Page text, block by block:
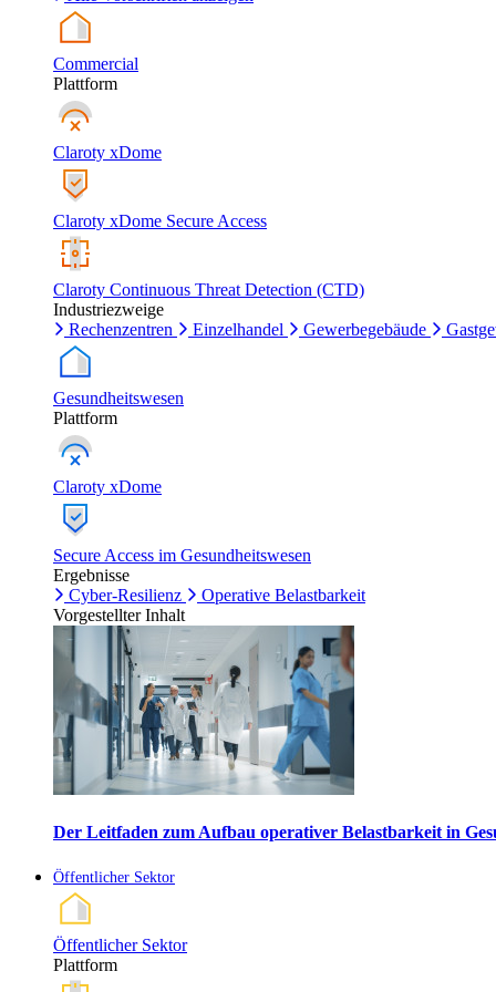
Commercial
Plattform
Claroty xDome
Claroty xDome Secure Access
Claroty Continuous Threat Detection (CTD)
Industriezweige
Rechenzentren
Einzelhandel Gewerbegebäude
Gesundheitswesen
Plattform
Claroty xDome
Secure Access im Gesundheitswesen
Ergebnisse
Cyber-Resilienz
Operative Belastbarkeit
Vorgestellter Inhalt
Der Leitfaden zum Aufbau operativer Belastbarkeit in
Öffentlicher Sektor
Öffentlicher Sektor
Plattform